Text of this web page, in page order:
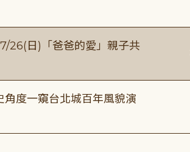
26(日)「爸爸的愛」親子共
度一窺台北城百年風貌演